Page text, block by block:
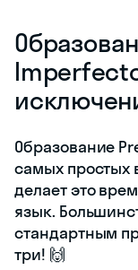
Образование
самых простых
делает это
язык.
стандартным
три! 🙌